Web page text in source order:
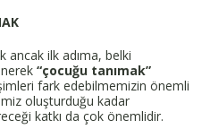
ancak ilk adıma, belki
“çocuğu tanımak”
fark edebilmemizin önemli
oluşturduğu kadar
katkı da çok önemlidir.